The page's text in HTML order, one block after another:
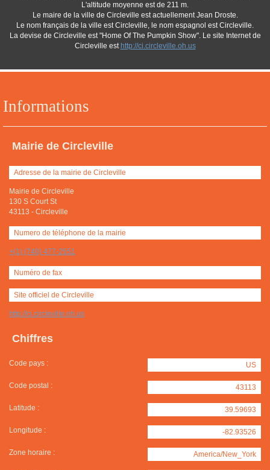
Informations
Mairie de Circleville
Adresse de la mairie de Circleville
Mairie de Circleville
130 S Court St
43113 - Circleville
Numero de téléphone de la mairie
+(1) (740) 477-2551
Numéro de fax
Site officiel de Circleville
http://ci.circleville.oh.us
Chiffres
Code pays : US
Code postal : 43113
Latitude : 39.59693
Longitude : -82.93526
Zone horaire : America/New_York
L'altitude moyenne est de 211 m.
Le maire de la ville de Circleville est actuellement Jean Droste.
Le nom français de la ville est Circleville, le nom espagnol est Circleville.
La devise de Circleville est "Home Of The Pumpkin Show". Le site Internet de
Circleville est http://ci.circleville.oh.us